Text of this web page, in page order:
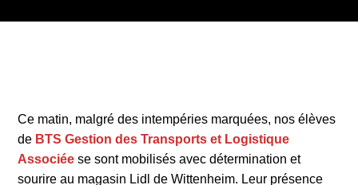
Ce matin, malgré des intempéries marquées, nos élèves
de BTS Gestion des Transports et Logistique
Associée se sont mobilisés avec détermination et
sourire au magasin Lidl de Wittenheim. Leur présence